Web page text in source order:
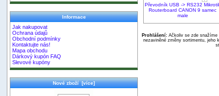
Informace
Jak nakupovat
Ochrana údajů
Obchodní podmínky
Kontaktujte nás!
Mapa obchodu
Dárkový kupón FAQ
Slevové kupóny
Nové zboží [více]
Převodník USB -> RS232
Routerboard CANON 9 samec
male
Prohlášení:Ačkoliv se zde snažíme
nezaviněné změny sortimentu, jeho